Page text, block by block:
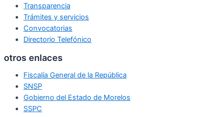
Transparencia
Trámites y servicios
Convocatorias
Directorio Telefónico
otros enlaces
Fiscalía General de la República
SNSP
Gobierno del Estado de Morelos
SSPC